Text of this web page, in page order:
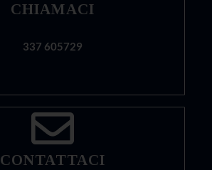
CHIAMACI
337 605729
CONTATTACI